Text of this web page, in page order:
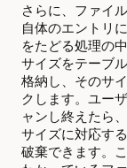
さらに、ファイ
自体のエントリ
をたどる処理の
サイズをテーブ
格納し、そのサ
クします。ユー
ャンし終えたら
サイズに対応す
破棄できます。